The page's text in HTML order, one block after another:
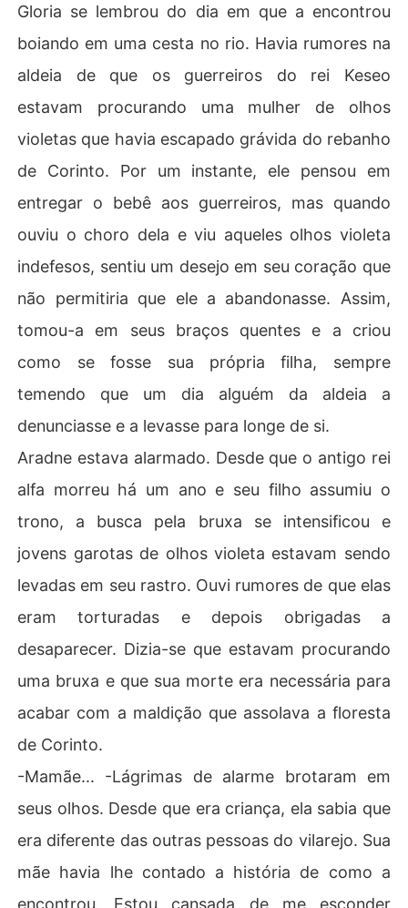
Gloria se lembrou do dia em que a encontrou
boiando em uma cesta no rio. Havia rumores na
aldeia de que os guerreiros do rei Keseo
estavam procurando uma mulher de olhos
violetas que havia escapado grávida do rebanho
de Corinto. Por um instante, ele pensou em
entregar o bebê aos guerreiros, mas quando
ouviu o choro dela e viu aqueles olhos violeta
indefesos, sentiu um desejo em seu coração que
não permitiria que ele a abandonasse. Assim,
tomou-a em seus braços quentes e a criou
como se fosse sua própria filha, sempre
temendo que um dia alguém da aldeia a
denunciasse e a levasse para longe de si.
Aradne estava alarmado. Desde que o antigo rei
alfa morreu há um ano e seu filho assumiu o
trono, a busca pela bruxa se intensificou e
jovens garotas de olhos violeta estavam sendo
levadas em seu rastro. Ouvi rumores de que elas
eram torturadas e depois obrigadas a
desaparecer. Dizia-se que estavam procurando
uma bruxa e que sua morte era necessária para
acabar com a maldição que assolava a floresta
de Corinto.
-Mamãe... -Lágrimas de alarme brotaram em
seus olhos. Desde que era criança, ela sabia que
era diferente das outras pessoas do vilarejo. Sua
mãe havia lhe contado a história de como a
encontrou. Estou cansada de me esconder